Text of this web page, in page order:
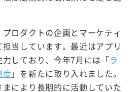
ロダクトの企画とマーケティ
担当しています。最近はアプリ
しており、今年7月には「 ラ
度 」を新たに取り入れました。
まにより長期的に活動していた